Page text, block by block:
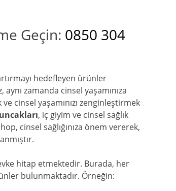
Geçin: 0850 304
hedefleyen ürünler
zamanda cinsel yaşamınıza
cinsel yaşamınızı zenginleştirmek
, iç giyim ve cinsel sağlık
cinsel sağlığınıza önem vererek,
hitap etmektedir. Burada, her
bulunmaktadır. Örneğin: